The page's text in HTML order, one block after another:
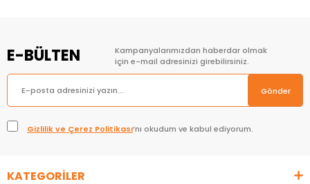
E-BÜLTEN
Kampanyalarımızdan haberdar olmak
için e-mail adresinizi girebilirsiniz.
Gönder
Gizlilik ve Çerez Politikası’nı okudum ve kabul ediyorum.
KATEGORİLER